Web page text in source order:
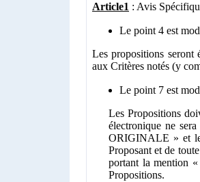
Article1 : Avis
Le point 4 est
Les propositions seront
aux Critères notés (y
Le point 7 est
Les Propositions
électronique ne sera
ORIGINALE » et
Proposant et de
portant la mention
Propositions.